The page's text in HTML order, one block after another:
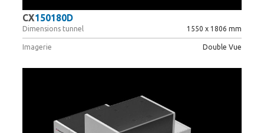
CX150180D
Dimensions tunnel 1550 x 1806 mm
Imagerie Double Vue